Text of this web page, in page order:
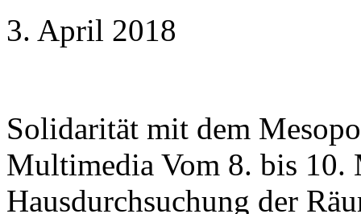
3. April 2018
Solidarität mit dem
Multimedia Vom 8. bis 10.
Hausdurchsuchung der